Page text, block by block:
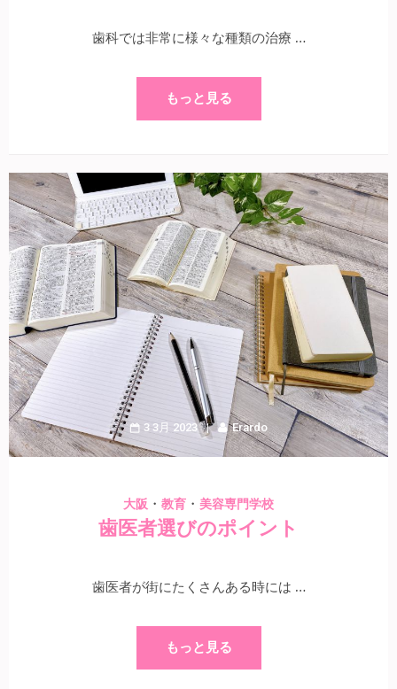
歯科では非常に様々な種類の治療 …
もっと見る
3 3月 2023 Erardo
大阪 ・ 教育 ・ 美容専門学校
歯医者選びのポイント
歯医者が街にたくさんある時には …
もっと見る